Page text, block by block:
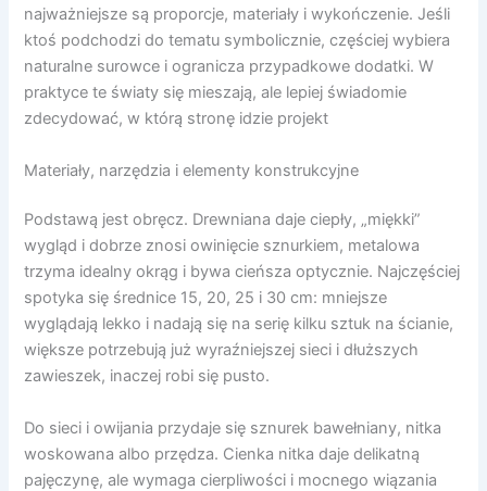
najważniejsze są proporcje, materiały i wykończenie. Jeśli
ktoś podchodzi do tematu symbolicznie, częściej wybiera
naturalne surowce i ogranicza przypadkowe dodatki. W
praktyce te światy się mieszają, ale lepiej świadomie
zdecydować, w którą stronę idzie projekt
Materiały, narzędzia i elementy konstrukcyjne
Podstawą jest obręcz. Drewniana daje ciepły, „miękki”
wygląd i dobrze znosi owinięcie sznurkiem, metalowa
trzyma idealny okrąg i bywa cieńsza optycznie. Najczęściej
spotyka się średnice 15, 20, 25 i 30 cm: mniejsze
wyglądają lekko i nadają się na serię kilku sztuk na ścianie,
większe potrzebują już wyraźniejszej sieci i dłuższych
zawieszek, inaczej robi się pusto.
Do sieci i owijania przydaje się sznurek bawełniany, nitka
woskowana albo przędza. Cienka nitka daje delikatną
pajęczynę, ale wymaga cierpliwości i mocnego wiązania